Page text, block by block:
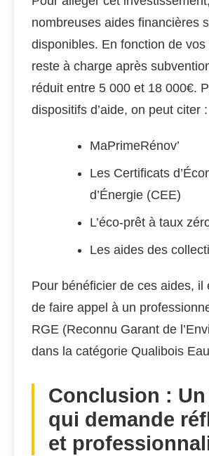
nombreuses aides financières
disponibles. En fonction de
reste à charge après
réduit entre 5 000 et 18 000€.
dispositifs d’aide, on peut citer :
MaPrimeRénov’
Les Certificats
d’Énergie (CEE)
L’éco-prêt à taux
Les aides des
Pour bénéficier de ces aides, il
de faire appel à un
RGE (Reconnu Garant de
dans la catégorie Qualibois
Conclusion :
qui demande
et